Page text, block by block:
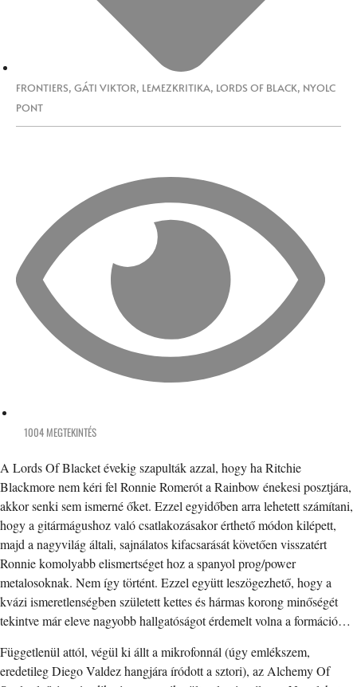
FRONTIERS, GÁTI VIKTOR, LEMEZKRITIKA, LORDS OF BLACK, NYOLC
PONT
1004 MEGTEKINTÉS
A Lords Of Blacket évekig szapulták azzal, hogy ha Ritchie
Blackmore nem kéri fel Ronnie Romerót a Rainbow énekesi posztjára,
akkor senki sem ismerné őket. Ezzel egyidőben arra lehetett számítani,
hogy a gitármágushoz való csatlakozásakor érthető módon kilépett,
majd a nagyvilág általi, sajnálatos kifacsarását követően visszatért
Ronnie komolyabb elismertséget hoz a spanyol prog/power
metalosoknak. Nem így történt. Ezzel együtt leszögezhető, hogy a
kvázi ismeretlenségben született kettes és hármas korong minőségét
tekintve már eleve nagyobb hallgatóságot érdemelt volna a formáció…
Függetlenül attól, végül ki állt a mikrofonnál (úgy emlékszem,
eredetileg Diego Valdez hangjára íródott a sztori), az Alchemy Of